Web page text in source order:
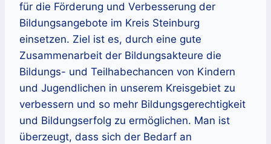
für die Förderung und Verbesserung der
Bildungsangebote im Kreis Steinburg
einsetzen. Ziel ist es, durch eine gute
Zusammenarbeit der Bildungsakteure die
Bildungs- und Teilhabechancen von Kindern
und Jugendlichen in unserem Kreisgebiet zu
verbessern und so mehr Bildungsgerechtigkeit
und Bildungserfolg zu ermöglichen. Man ist
überzeugt, dass sich der Bedarf an